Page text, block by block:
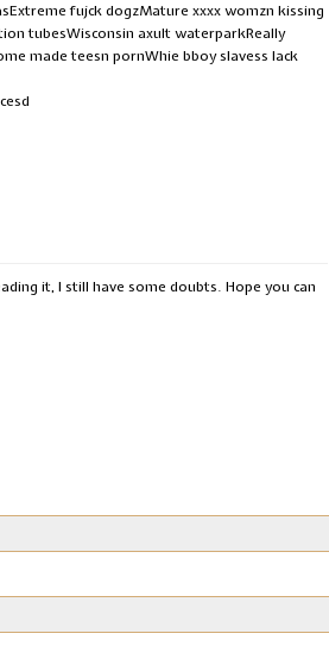
fujck dogzMature xxxx womzn kissing
tubesWisconsin axult waterparkReally
made teesn pornWhie bboy slavess lack
it, I still have some doubts. Hope you can